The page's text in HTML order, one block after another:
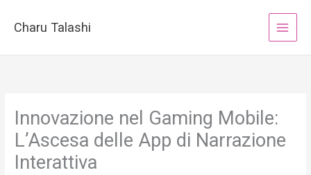
Charu Talashi
Innovazione nel Gaming Mobile:
L’Ascesa delle App di Narrazione
Interattiva